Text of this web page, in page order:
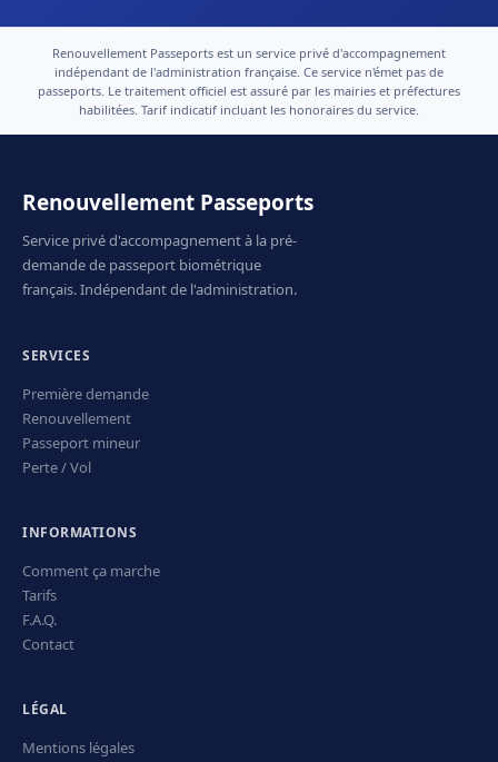
Renouvellement Passeports est un service privé d'accompagnement
indépendant de l'administration française. Ce service n'émet pas de
passeports. Le traitement officiel est assuré par les mairies et préfectures
habilitées. Tarif indicatif incluant les honoraires du service.
Renouvellement Passeports
Service privé d'accompagnement à la pré-
demande de passeport biométrique
français. Indépendant de l'administration.
SERVICES
Première demande
Renouvellement
Passeport mineur
Perte / Vol
INFORMATIONS
Comment ça marche
Tarifs
F.A.Q.
Contact
LÉGAL
Mentions légales